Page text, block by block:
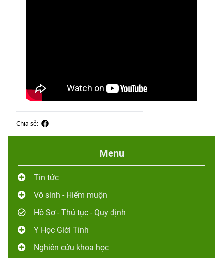
Chia sẻ:
Menu
Tin tức
Vô sinh - Hiếm muộn
Hồ Sơ - Thủ tục - Quy định
Y Học Giới Tính
Nghiên cứu khoa học